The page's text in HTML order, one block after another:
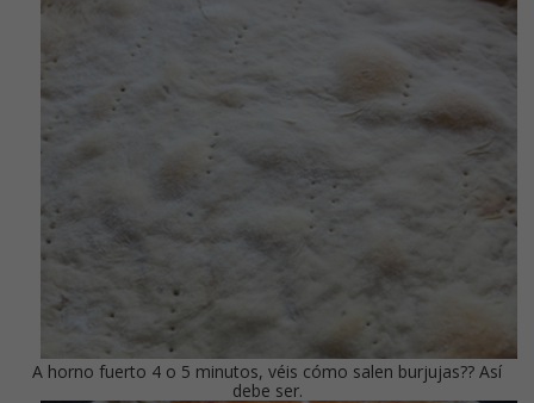
A horno fuerto 4 o 5 minutos, véis cómo salen burjujas?? Así
debe ser.